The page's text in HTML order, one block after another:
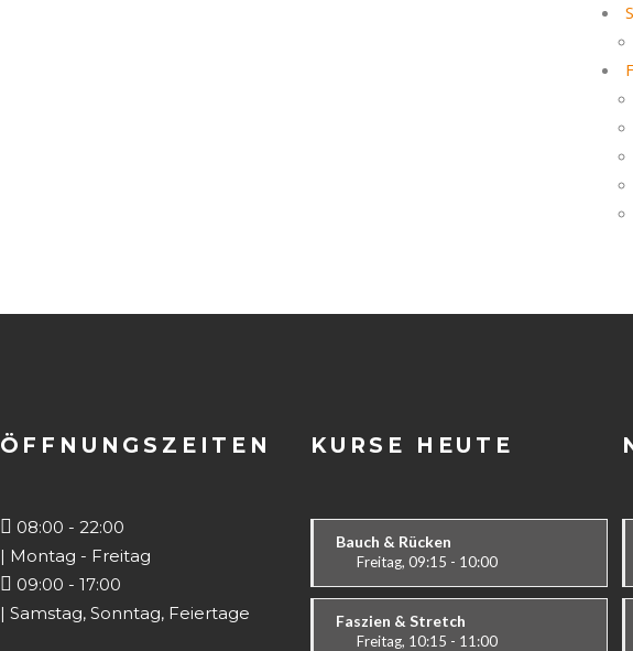
ÖFFNUNGSZEITEN
08:00 - 22:00
| Montag - Freitag
09:00 - 17:00
| Samstag, Sonntag, Feiertage
KURSE HEUTE
Bauch & Rücken
Freitag, 09:15 - 10:00
Alle
Faszien & Stretch
Freitag, 10:15 - 11:00